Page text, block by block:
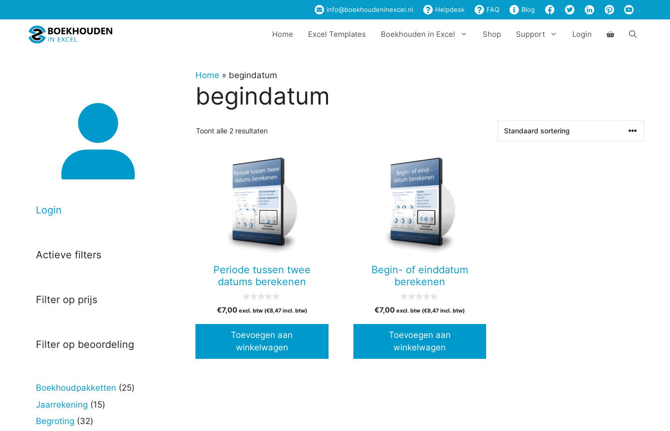
naar
info@boekhoudeninexcel.nl Helpdesk FAQ Blog
Home Excel Templates Boekhouden in Excel Shop Support Login
Home » begindatum
begindatum
Toont alle 2 resultaten
Periode tussen twee
datums berekenen
v
5
€7,00 excl. btw (€8,47incl. btw)
Toevoegen aan
winkelwagen
Begin- of einddatum
berekenen
v
5
€7,00 excl. btw (€8,47 incl. btw)
Toevoegen aan
winkelwagen
Login
Actieve filters
Filter op prijs
Filter op beoordeling
Boekhoudpakketten 2525
Jaarrekening 1515
Begroting 3232